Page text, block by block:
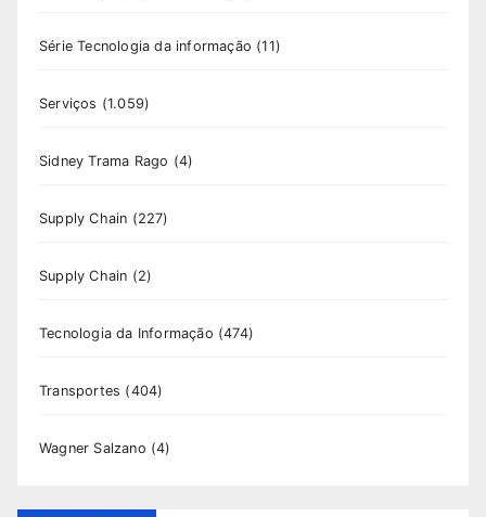
Série Tecnologia da informação (11)
Serviços (1.059)
Sidney Trama Rago (4)
Supply Chain (227)
Supply Chain (2)
Tecnologia da Informação (474)
Transportes (404)
Wagner Salzano (4)